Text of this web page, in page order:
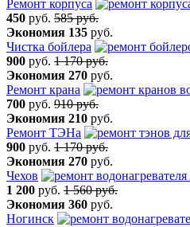
Ремонт корпуса
450 руб. 585 руб.
Экономия 135 руб.
Чистка бойлера
900 руб. 1 170 руб.
Экономия 270 руб.
Ремонт крана
700 руб. 910 руб.
Экономия 210 руб.
Ремонт ТЭНа
900 руб. 1 170 руб.
Экономия 270 руб.
Чехов
1 200 руб. 1 560 руб.
Экономия 360 руб.
Ногинск